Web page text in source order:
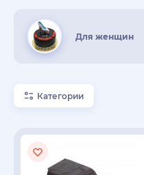
Для женщин
Категории